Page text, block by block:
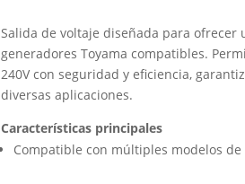
Salida de voltaje diseñada para ofrecer
generadores Toyama compatibles.
240V con seguridad y eficiencia,
diversas aplicaciones.
Características principales
Compatible con múltiples modelos de